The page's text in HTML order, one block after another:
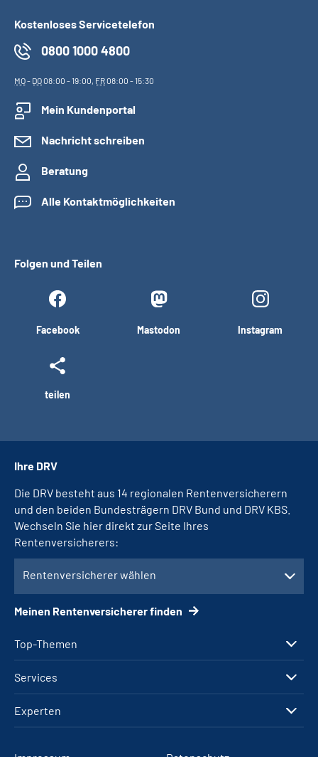
Kostenloses Servicetelefon
0800 1000 4800
MO- DO08:00 - 19:00, FR08:00 - 15:30
Mein Kundenportal
Nachricht schreiben
Beratung
Alle Kontaktmöglichkeiten
Folgen und Teilen
Facebook Mastodon Instagram
teilen
Top-Themen
Services
Experten
Ihre DRV
Die DRV besteht aus 14 regionalen Rentenversicherern
und den beiden Bundesträgern DRV Bund und DRV KBS.
Wechseln Sie hier direkt zur Seite Ihres
Rentenversicherers:
Rentenversicherer wählen
Meinen Rentenversicherer finden